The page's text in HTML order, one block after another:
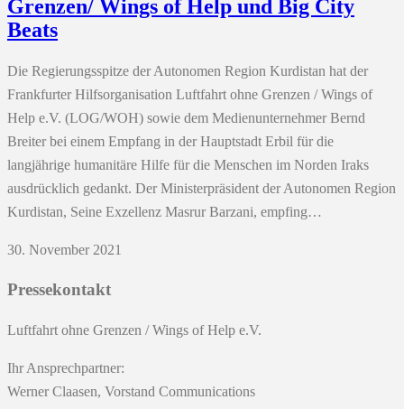
Grenzen/ Wings of Help und Big City
Beats
Die Regierungsspitze der Autonomen Region Kurdistan hat der
Frankfurter Hilfsorganisation Luftfahrt ohne Grenzen / Wings of
Help e.V. (LOG/WOH) sowie dem Medienunternehmer Bernd
Breiter bei einem Empfang in der Hauptstadt Erbil für die
langjährige humanitäre Hilfe für die Menschen im Norden Iraks
ausdrücklich gedankt. Der Ministerpräsident der Autonomen Region
Kurdistan, Seine Exzellenz Masrur Barzani, empfing…
30. November 2021
Pressekontakt
Luftfahrt ohne Grenzen / Wings of Help e.V.
Ihr Ansprechpartner:
Werner Claasen, Vorstand Communications